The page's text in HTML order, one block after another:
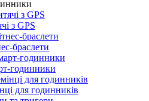
з GPS
браслети
годинники
для годинників